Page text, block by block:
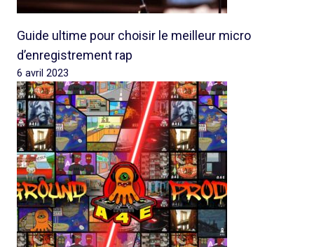
Guide ultime pour choisir le meilleur micro
d’enregistrement rap
6 avril 2023